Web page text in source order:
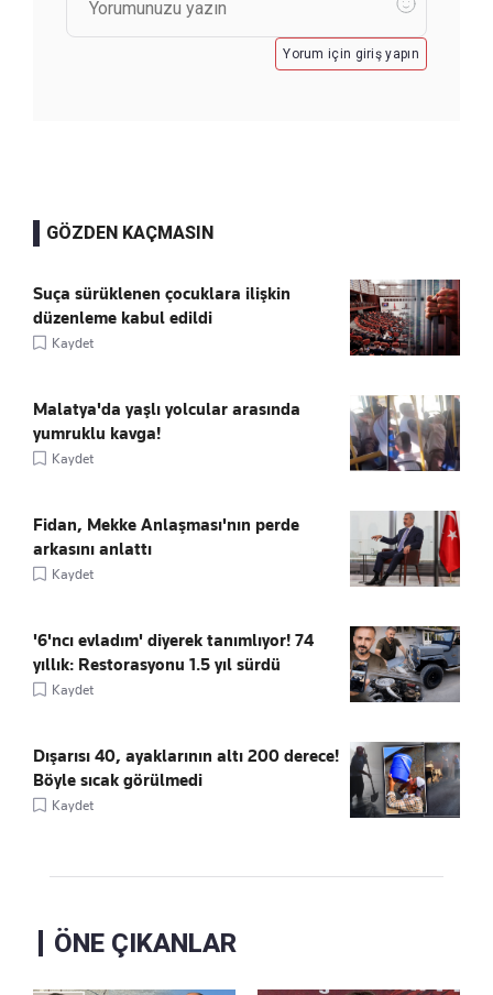
Yorum için giriş yapın
GÖZDEN KAÇMASIN
Suça sürüklenen çocuklara ilişkin
düzenleme kabul edildi
Kaydet
Malatya'da yaşlı yolcular arasında
yumruklu kavga!
Kaydet
Fidan, Mekke Anlaşması'nın perde
arkasını anlattı
Kaydet
'6'ncı evladım' diyerek tanımlıyor! 74
yıllık: Restorasyonu 1.5 yıl sürdü
Kaydet
Dışarısı 40, ayaklarının altı 200 derece!
Böyle sıcak görülmedi
Kaydet
ÖNE ÇIKANLAR